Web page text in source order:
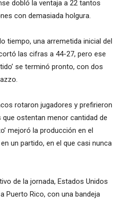
dobló la ventaja a 22 tantos
con demasiada holgura.
tiempo, una arremetida inicial del
las cifras a 44-27, pero ese
se terminó pronto, con dos
rotaron jugadores y prefirieron
ostentan menor cantidad de
mejoró la producción en el
un partido, en el que casi nunca
de la jornada, Estados Unidos
Puerto Rico, con una bandeja